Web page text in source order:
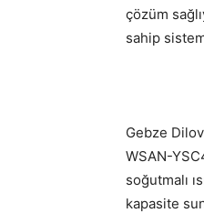
çözüm
sahip
Gebze
WSAN-
soğutmalı
kapasite